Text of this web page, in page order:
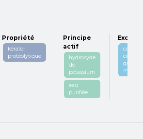
Propriété
kérato-
protéolytique
Principe
actif
hydroxyde
de
potassium
eau
purifiée
cérat de
galien
modifié